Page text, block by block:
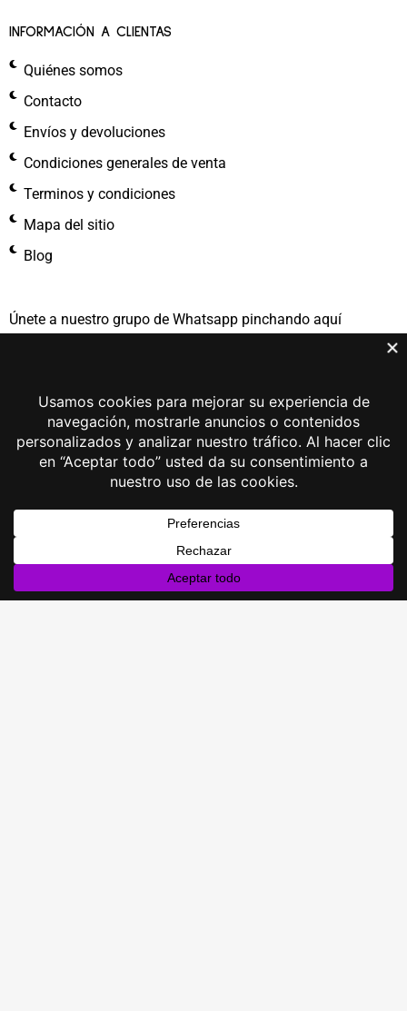
INFORMACIÓN A CLIENTAS
Quiénes somos
Contacto
Envíos y devoluciones
Condiciones generales de venta
Terminos y condiciones
Mapa del sitio
Blog
Únete a nuestro grupo de Whatsapp pinchando aquí​
Mis Pedidos Abiertos